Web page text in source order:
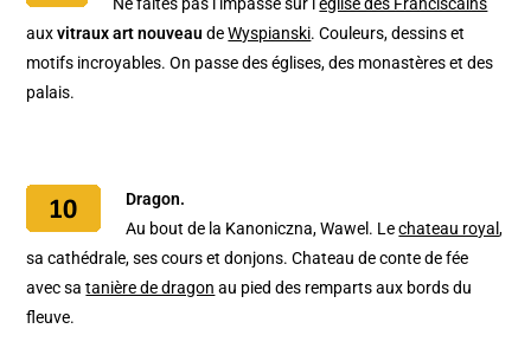
Ne faites pas l’impasse sur l’église des Franciscains
auxvitraux art nouveaudeWyspianski. Couleurs, dessins et
motifs incroyables. On passe des églises, des monastères et des
palais.
Dragon.
Au bout de la Kanoniczna, Wawel. Lechateau royal,
sa cathédrale, ses cours et donjons. Chateau de conte de fée
avec satanière de dragon au pied des remparts aux bords du
fleuve.